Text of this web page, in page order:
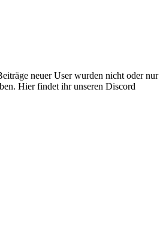
neuer User wurden nicht oder nur
Hier findet ihr unseren Discord